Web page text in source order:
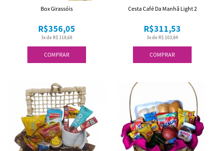
COMPRAR
3x de R$ 118,68
R$356,05
Box Girassóis
COMPRAR
3x de R$ 103,84
R$311,53
Cesta Café Da Manhã Light 2